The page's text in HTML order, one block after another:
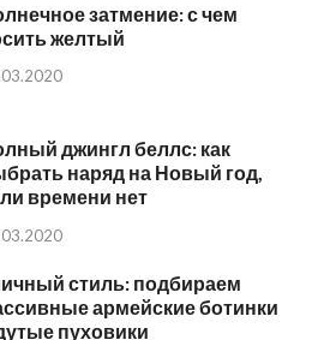
затмение: с чем
желтый
джингл беллс: как
наряд на Новый год,
времени нет
стиль: подбираем
армейские ботинки
пуховики